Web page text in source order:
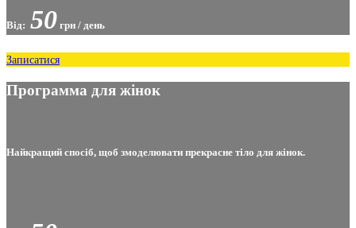
Від: 50 грн / день
Записатися
Программа для жінок
Найкращий спосіб, щоб змоделювати прекрасне тіло для жінок.